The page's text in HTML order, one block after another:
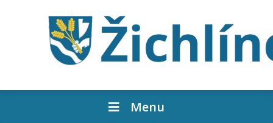
Menu